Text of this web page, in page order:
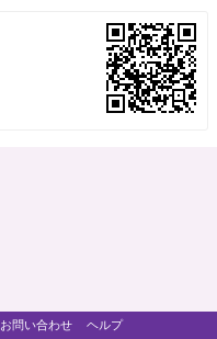
お問い合わせ
ヘルプ